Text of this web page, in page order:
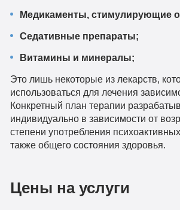
Медикаменты, стимулирующие
Седативные препараты;
Витамины и минералы;
Это лишь некоторые из лекарств,
использоваться для лечения
Конкретный план терапии
индивидуально в зависимости от
степени употребления
также общего состояния здоровья.
Цены на услуги